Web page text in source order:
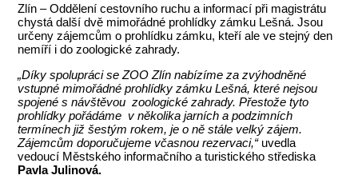
Zlín – Oddělení cestovního ruchu a informací při magistrátu
chystá další dvě mimořádné prohlídky zámku Lešná. Jsou
určeny zájemcům o prohlídku zámku, kteří ale ve stejný den
nemíří i do zoologické zahrady.
„Díky spolupráci se ZOO Zlín nabízíme za zvýhodněné
vstupné mimořádné prohlídky zámku Lešná, které nejsou
spojené s návštěvou zoologické zahrady. Přestože tyto
prohlídky pořádáme v několika jarních a podzimních
termínechjiž šestým rokem, je o ně stále velký zájem.
Zájemcům doporučujeme včasnou rezervaci,“ uvedla
vedoucí Městského informačního a turistického střediska
Pavla Julinová.